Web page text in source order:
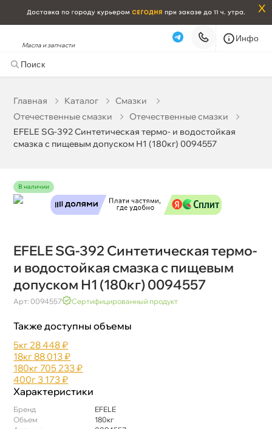
x
Масла и запчасти
Инфо
Главная Катало
Смазки
Отечественные смазки
Отечественные смазки
EFELE SG-392 Синтетическая термо- и водостойкая
смазка c пищевым допуском Н1 (180кг) 0094557
наличии
EFELE SG-392 Синтетическая термо-
и водостойкая смазка c пищевым
допуском Н1 (180кг) 0094557
Арт: 0094557 Сертифицированный продукт
Также доступны объемы
5к 28 448 ₽
18к88 013 ₽
180к705 233 ₽
4003 173 ₽
Характеристики
Бренд
EFELE
Объем
180к
EFELE SG-392 Синтетическая термо- и водостойкая
Бесплатная Сегодня, 08.08 (при заказе от 2000₽)
Срочная за 2 ч – 399 ₽ Сегодня, 08.08
Карта Список